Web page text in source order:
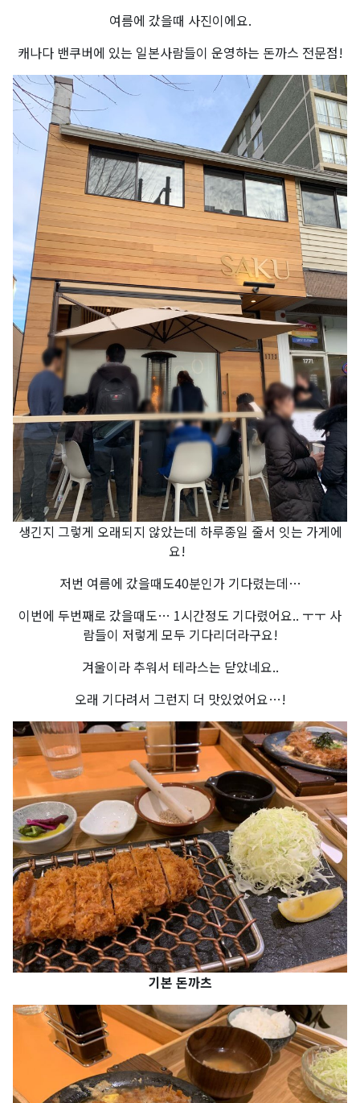
여름에 갔을때 사진이에요.
캐나다 밴쿠버에 있는 일본사람들이 운영하는 돈까스 전문점!
생긴지 그렇게 오래되지 않았는데 하루종일 줄서 잇는 가게에
요!
저번 여름에 갔을때도40분인가 기다렸는데…
이번에 두번째로 갔을때도… 1시간정도 기다렸어요.. ㅜㅜ 사
람들이 저렇게 모두 기다리더라구요!
겨울이라 추워서 테라스는 닫았네요..
오래 기다려서 그런지 더 맛있었어요…!
기본 돈까츠